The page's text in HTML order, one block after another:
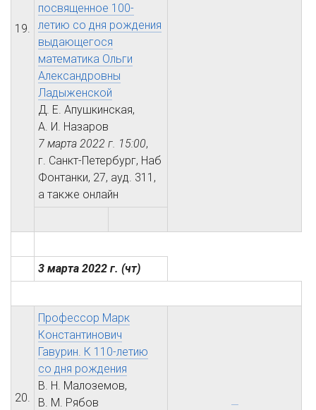
19.
посвященное 100-
летию со дня рождения
выдающегося
математика Ольги
Александровны
Ладыженской
Д. Е. Апушкинская,
А. И. Назаров
7 марта 2022 г. 15:00,
г. Санкт-Петербург, Наб
Фонтанки, 27, ауд. 311,
а также онлайн
3 марта 2022 г. (чт)
20.
Профессор Марк
Константинович
Гавурин. К 110-летию
со дня рождения
В. Н. Малоземов,
В. М. Рябов